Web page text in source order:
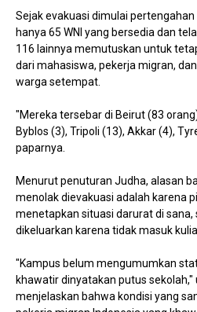
Sejak evakuasi dimulai
hanya 65 WNI yang bersedia dan
116 lainnya memutuskan untuk
dari mahasiswa, pekerja migran,
warga setempat.
"Mereka tersebar di Beirut (83
Byblos (3), Tripoli (13), Akkar (4),
paparnya.
Menurut penuturan Judha, alasan
menolak dievakuasi adalah karena
menetapkan situasi darurat di
dikeluarkan karena tidak masuk
"Kampus belum mengumumkan
khawatir dinyatakan putus sekolah,"
menjelaskan bahwa kondisi yang